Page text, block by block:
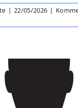
| 22/05/2026 |